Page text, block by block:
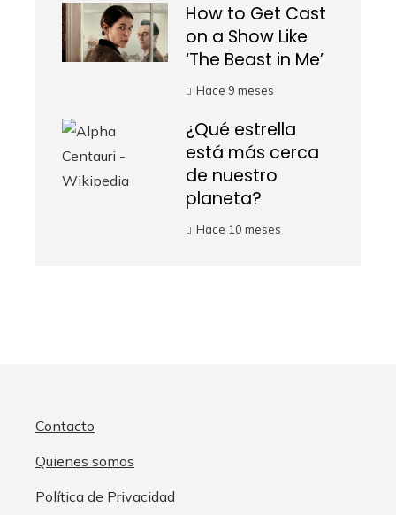
How to Get Cast
on a Show Like
‘The Beast in Me’
Hace 9 meses
¿Qué estrella
está más cerca
de nuestro
planeta?
Hace 10 meses
Contacto
Quienes somos
Política de Privacidad